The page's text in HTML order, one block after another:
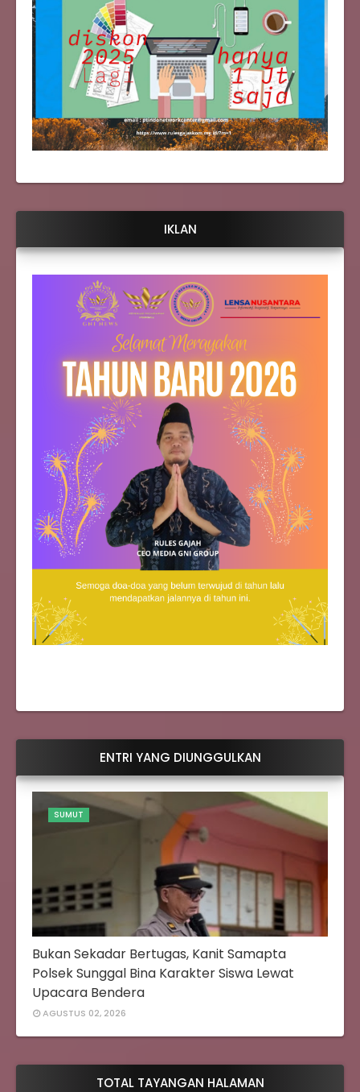
IKLAN
ENTRI YANG DIUNGGULKAN
SUMUT
Bukan Sekadar Bertugas, Kanit Samapta
Polsek Sunggal Bina Karakter Siswa Lewat
Upacara Bendera
AGUSTUS 02, 2026
TOTAL TAYANGAN HALAMAN